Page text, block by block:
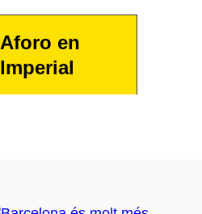
Aforo en
Imperial